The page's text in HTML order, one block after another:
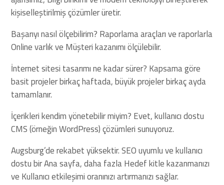
kişiselleştirilmiş çözümler üretir.
Başarıyı nasıl ölçebilirim? Raporlama araçları ve raporlarla
Online varlık ve Müşteri kazanımı ölçülebilir.
İnternet sitesi tasarımı ne kadar sürer? Kapsama göre
basit projeler birkaç haftada, büyük projeler birkaç ayda
tamamlanır.
İçerikleri kendim yönetebilir miyim? Evet, kullanıcı dostu
CMS (örneğin WordPress) çözümleri sunuyoruz.
Augsburg’de rekabet yüksektir. SEO uyumlu ve kullanıcı
dostu bir Ana sayfa, daha fazla Hedef kitle kazanmanızı
ve Kullanıcı etkileşimi oranınızı artırmanızı sağlar.